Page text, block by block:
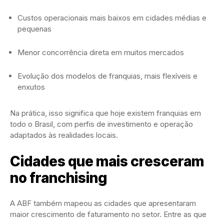
Custos operacionais mais baixos em cidades médias e
pequenas
Menor concorrência direta em muitos mercados
Evolução dos modelos de franquias, mais flexíveis e
enxutos
Na prática, isso significa que hoje existem franquias em
todo o Brasil, com perfis de investimento e operação
adaptados às realidades locais.
Cidades que mais cresceram
no franchising
A ABF também mapeou as cidades que apresentaram
maior crescimento de faturamento no setor. Entre as que